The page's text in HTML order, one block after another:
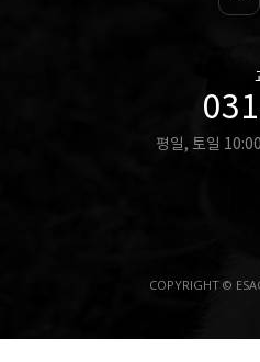
평일, 토일
COPYRIGHT ©